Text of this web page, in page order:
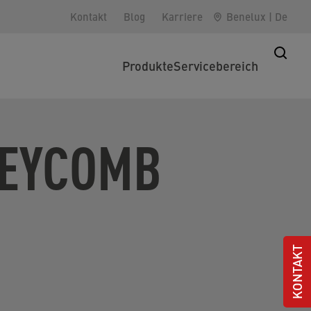
Kontakt Blog Karriere Benelux | De
ProdukteServicebereich
KONTAKT